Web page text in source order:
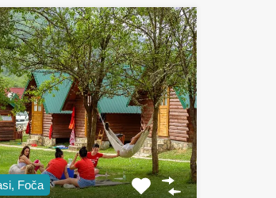
Foča